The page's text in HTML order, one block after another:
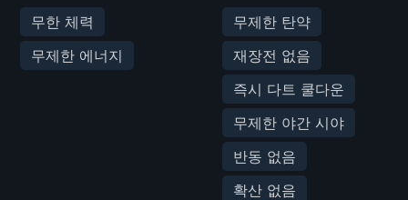
무한 체력
무제한 에너지
무제한 탄약
재장전 없음
즉시 다트 쿨다운
무제한 야간 시야
반동 없음
확산 없음